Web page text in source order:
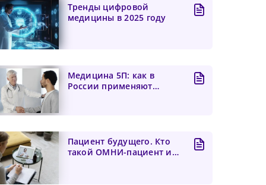
Тренды цифровой
медицины в 2025 году
Медицина 5П: как в
России применяют
Пациент будущего. Кто
такой ОМНИ-пациент или